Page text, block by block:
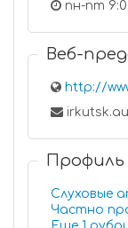
пн-пт
Веб-
http://
Слуховые
Частно